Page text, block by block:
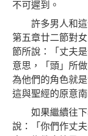
不可遲到。
許多男人和這
第五章廿二節對
節所說：「丈夫
意思，「頭」所
為他們的角色就
這與聖經的原意
如果繼續往下
說：「你們作丈